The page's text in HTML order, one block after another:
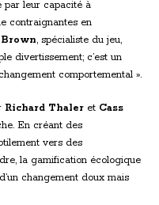
par leur capacité à
contraignantes en
, spécialiste du jeu,
divertissement; c’est un
comportemental ».
Richard Thaler et Cass
En créant des
vers des
la gamification écologique
changement doux mais